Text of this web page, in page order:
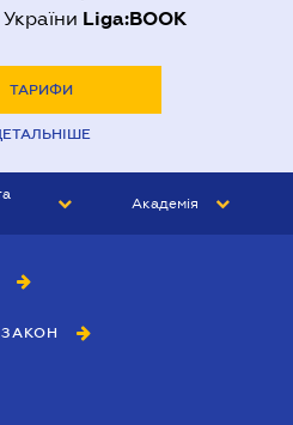
Liga:BOOK
ТАРИФИ
Академія